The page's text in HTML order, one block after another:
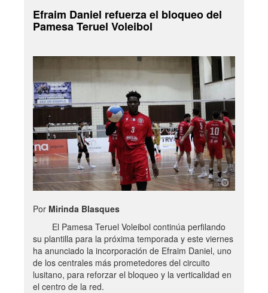
Efraim Daniel refuerza el bloqueo del
Pamesa Teruel Voleibol
Por Mirinda Blasques
El Pamesa Teruel Voleibol continúa perfilando
su plantilla para la próxima temporada y este viernes
ha anunciado la incorporación de Efraim Daniel, uno
de los centrales más prometedores del circuito
lusitano, para reforzar el bloqueo y la verticalidad en
el centro de la red.